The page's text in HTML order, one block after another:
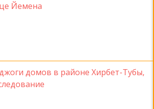
Йемена
домов в районе Хирбет-Тубы,